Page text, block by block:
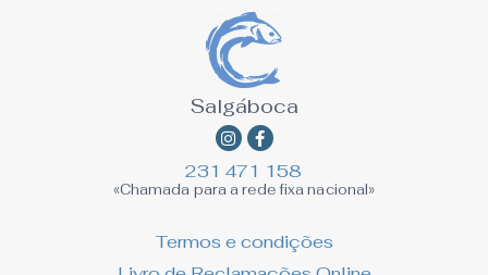
Termos e condições
Salgáboca
Instagram
Facebook-
f
231 471 158
«Chamada para a rede fixa nacional»